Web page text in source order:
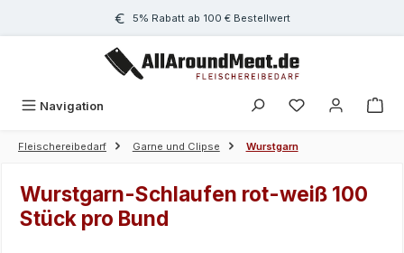
Zum Hauptinhalt springen5% Rabatt ab 100 € Bestellwert
Navigation
Fleischereibedarf Garne und Clipse Wurstgarn
Wurstgarn-Schlaufen rot-weiß 100
Stück pro Bund